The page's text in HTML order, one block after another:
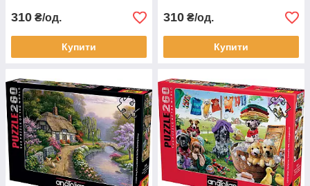
310 ₴/од.
Купити
310 ₴/од.
Купити